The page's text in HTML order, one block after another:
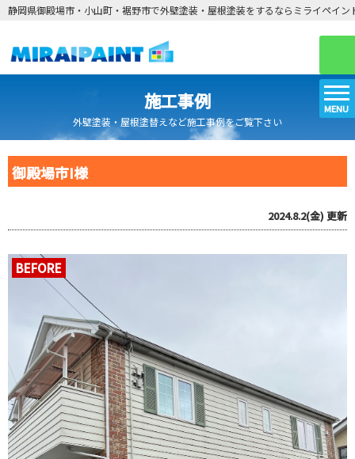
静岡県御殿場市・小山町・裾野市で外壁塗装・屋根塗装をするならミライペイン
MENU
施工事例
外壁塗装・屋根塗替えなど施工事例をご覧下さい
御殿場市I様
2024.8.2(金) 更新
BEFORE